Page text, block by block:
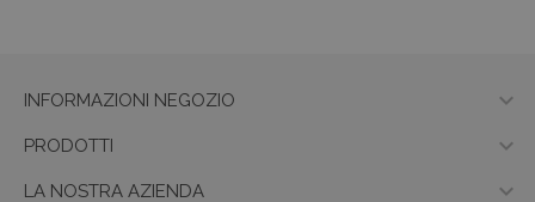
INFORMAZIONI NEGOZIO 
PRODOTTI 
LA NOSTRA AZIENDA 